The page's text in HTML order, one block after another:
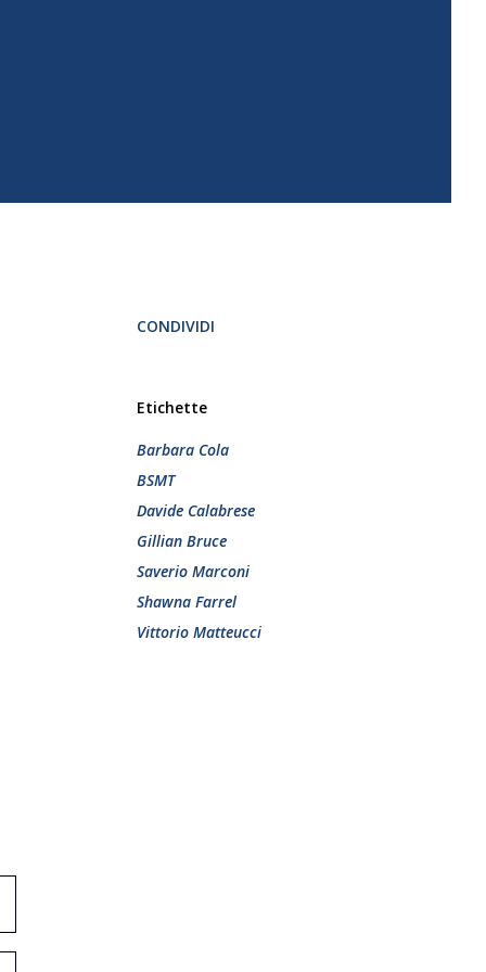
CONDIVIDI
Etichette
Barbara Cola
BSMT
Davide Calabrese
Gillian Bruce
Saverio Marconi
Shawna Farrel
Vittorio Matteucci